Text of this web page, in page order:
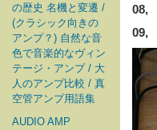
の歴史 名機と変遷 /
(クラシック向きの
アンプ？) 自然な音
色で音楽的なヴィン
テージ・アンプ / 大
人のアンプ比較 / 真
空管アンプ用語集
AUDIO AMP
08,
09,